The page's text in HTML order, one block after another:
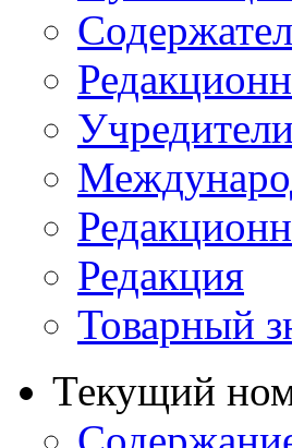
Учредители
Редакция
Товарный
Текущий